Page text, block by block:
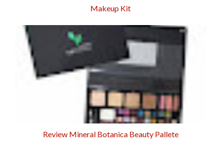
Makeup Kit
Review Mineral Botanica Beauty Pallete